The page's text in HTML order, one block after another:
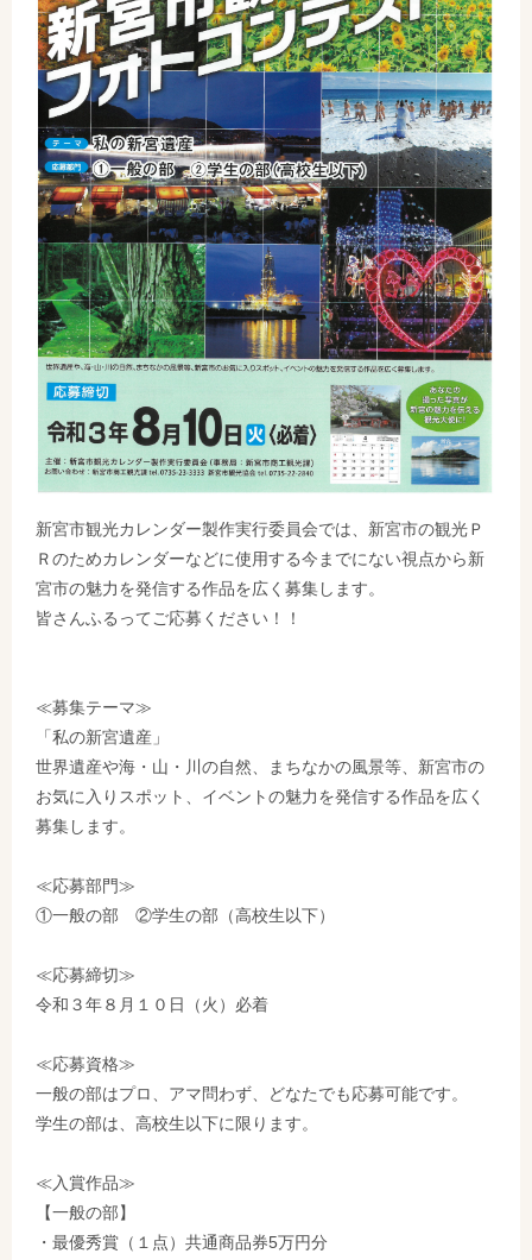
新宮市観光カレンダー製作実行委員会では、新宮市の観光Ｐ
Ｒのためカレンダーなどに使用する今までにない視点から新
宮市の魅力を発信する作品を広く募集します。
皆さんふるってご応募ください！！
≪募集テーマ≫
「私の新宮遺産」
世界遺産や海・山・川の自然、まちなかの風景等、新宮市の
お気に入りスポット、イベントの魅力を発信する作品を広く
募集します。
≪応募部門≫
①一般の部 ②学生の部（高校生以下）
≪応募締切≫
令和３年８月１０日（火）必着
≪応募資格≫
一般の部はプロ、アマ問わず、どなたでも応募可能です。
学生の部は、高校生以下に限ります。
≪入賞作品≫
【一般の部】
・最優秀賞（１点）共通商品券5万円分